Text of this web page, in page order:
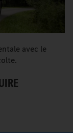
avec le